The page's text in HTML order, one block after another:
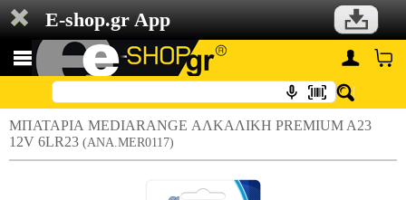
E-shop.gr App
ΜΠΑΤΑΡΙΑ MEDIARANGE ΑΛΚΑΛΙΚΗ PREMIUM A23
12V 6LR23 (ANA.MER0117)